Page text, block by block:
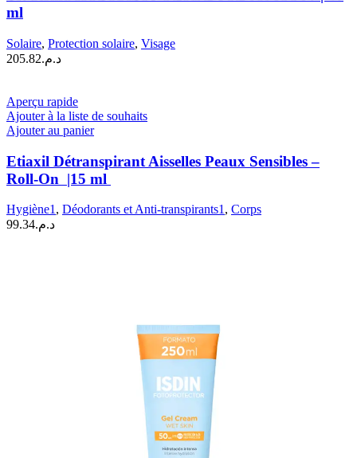
PERFECTEUR
40
ml
ml
Solaire, Protection solaire, Visage
د.م.205.82
Aperçu rapide
Ajouter à la liste de souhaits
Ajouter au panier
Etiaxil Détranspirant Aisselles Peaux Sensibles –
Roll-On |15 ml
Hygiène1, Déodorants et Anti-transpirants1, Corps
د.م.99.34